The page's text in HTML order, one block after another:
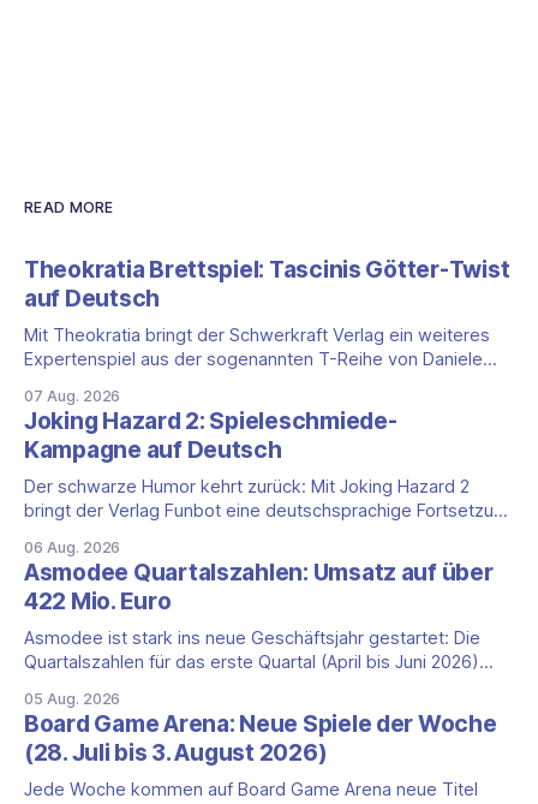
READ MORE
Theokratia Brettspiel: Tascinis Götter-Twist
auf Deutsch
Mit Theokratia bringt der Schwerkraft Verlag ein weiteres
Expertenspiel aus der sogenannten T-Reihe von Daniele
Tekhenu und Tzolk'in gehören. Der Aufhänger ist ein
ungewöhnlicher Perspektivwechsel: Sie steuern nicht die
eigene Zivilisation, sondern eine hochentwickelte
außerirdische Gottheit, die vier
07 Aug. 2026
Joking Hazard 2: Spieleschmiede-
Kampagne auf Deutsch
Der schwarze Humor kehrt zurück: Mit Joking Hazard 2
bringt der Verlag Funbot eine deutschsprachige Fortsetzung
Happiness (Explosm) auf die Spieleschmiede. Wir ordnen
ein, was die Kampagne unter dem Motto „Die fiesen
Comics sind zurück!" bietet und wo sie schweigt.
06 Aug. 2026
Asmodee Quartalszahlen: Umsatz auf über
422 Mio. Euro
Asmodee ist stark ins neue Geschäftsjahr gestartet: Die
Quartalszahlen für das erste Quartal (April bis Juni 2026)
Prozent auf 422,1 Millionen Euro. Getragen wird das
Wachstum weiter von den Sammelkartenspielen, doch
erstmals seit Monaten zeigt auch das klassische
Brettspielgeschäft wieder
05 Aug. 2026
Board Game Arena: Neue Spiele der Woche
(28. Juli bis 3. August 2026)
Jede Woche kommen auf Board Game Arena neue Titel